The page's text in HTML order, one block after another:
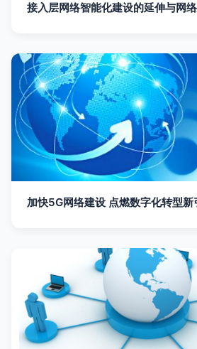
接入层网络智能化建设的延伸与网
加快5G网络建设 点燃数字化转型新